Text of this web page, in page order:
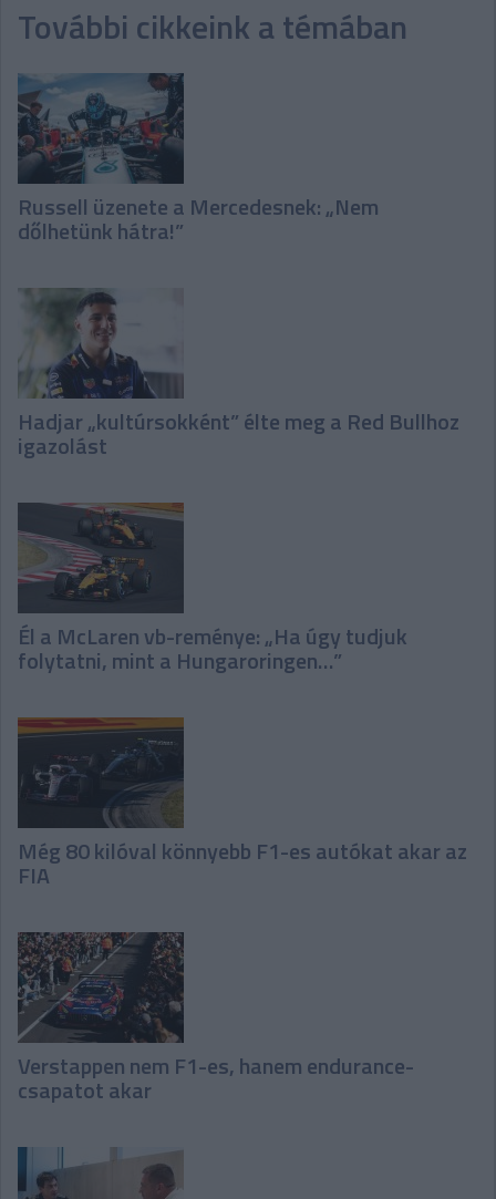
További cikkeink a témában
Russell üzenete a Mercedesnek: „Nem
dőlhetünk hátra!”
Hadjar „kultúrsokként” élte meg a Red Bullhoz
igazolást
Él a McLaren vb-reménye: „Ha úgy tudjuk
folytatni, mint a Hungaroringen…”
Még 80 kilóval könnyebb F1-es autókat akar az
FIA
Verstappen nem F1-es, hanem endurance-
csapatot akar